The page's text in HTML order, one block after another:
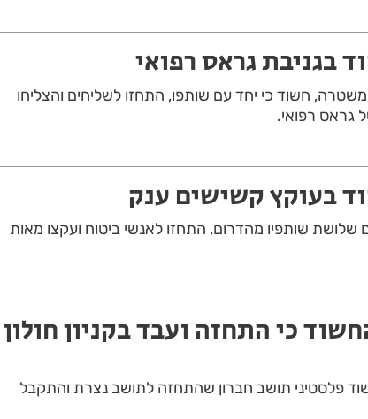
בגניבת גראס רפואי
בן 34 המוכר למשטרה, חשוד כי יחד עם שותפו, התחזו לשליחים והצליחו
גראס רפואי.
בעוקץ קשישים ענק
שלושת שותפיו מהדרום, התחזו לאנשי ביטוח ועקצו מאות
כי התחזה ועבד בקניון חולון
פלסטיני תושב חברון שהתחזה לתושב נצרת והתקבל